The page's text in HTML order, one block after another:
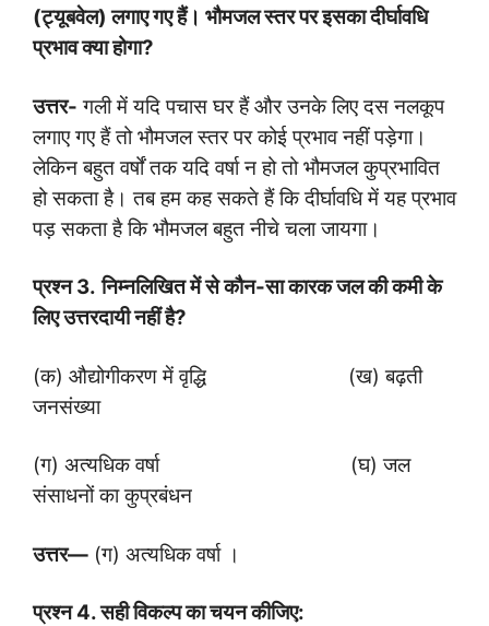
(ट्यूबवेल) लगाए गए हैं। भौमजल स्तर पर इसका दीर्घावधि
प्रभाव क्या होगा?
उत्तर- गली में यदि पचास घर हैं और उनके लिए दस नलकूप
लगाए गए हैं तो भौमजल स्तर पर कोई प्रभाव नहीं पड़ेगा।
लेकिन बहुत वर्षों तक यदि वर्षा न हो तो भौमजल कुप्रभावित
हो सकता है। तब हम कह सकते हैं कि दीर्घावधि में यह प्रभाव
पड़ सकता है कि भौमजल बहुत नीचे चला जायगा।
प्रश्न3. निम्नलिखित में से कौन-सा कारक जल की कमी के
लिए उत्तरदायी नहीं है?
(क) औद्योगीकरण में वृद्धि (ख) बढ़ती
जनसंख्या
(ग) अत्यधिक वर्षा (घ) जल
संसाधनों का कुप्रबंधन
उत्तर— (ग) अत्यधिक वर्षा ।
प्रश्न4.सही विकल्प का चयन कीजिए: